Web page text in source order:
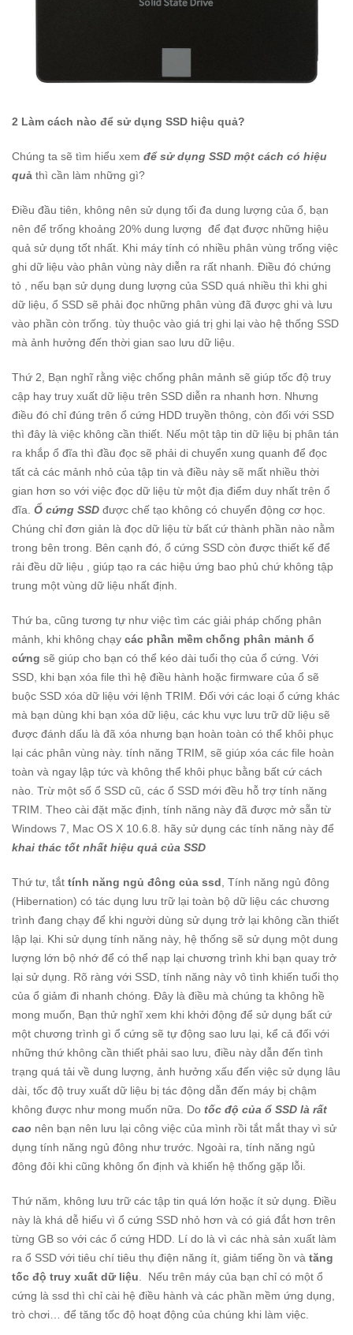
2 Làm cách nào để sử dụng SSD hiệu quả?
Chúng ta sẽ tìm hiểu xem để sử dụng SSD một cách có hiệu
quả thì cần làm những gì?
Điều đầu tiên, không nên sử dụng tối đa dung lượng của ổ, bạn
nên để trống khoảng 20% dung lượng để đạt được những hiệu
quả sử dụng tốt nhất. Khi máy tính có nhiều phân vùng trống việc
ghi dữ liệu vào phân vùng này diễn ra rất nhanh. Điều đó chứng
tỏ , nếu bạn sử dụng dung lượng của SSD quá nhiều thì khi ghi
dữ liệu, ổ SSD sẽ phải đọc những phân vùng đã được ghi và lưu
vào phần còn trống. tùy thuộc vào giá trị ghi lại vào hệ thống SSD
mà ảnh hưởng đến thời gian sao lưu dữ liệu.
Thứ 2, Bạn nghĩ rằng việc chống phân mảnh sẽ giúp tốc độ truy
cập hay truy xuất dữ liệu trên SSD diễn ra nhanh hơn. Nhưng
điều đó chỉ đúng trên ổ cứng HDD truyền thông, còn đối với SSD
thì đây là việc không cần thiết. Nếu một tập tin dữ liệu bị phân tán
ra khắp ổ đĩa thì đầu đọc sẽ phải di chuyển xung quanh để đọc
tất cả các mảnh nhỏ của tập tin và điều này sẽ mất nhiều thời
gian hơn so với việc đọc dữ liệu từ một địa điểm duy nhất trên ổ
đĩa. Ổ cứng SSD được chế tạo không có chuyển động cơ học.
Chúng chỉ đơn giản là đọc dữ liệu từ bất cứ thành phần nào nằm
trong bên trong. Bên cạnh đó, ổ cứng SSD còn được thiết kế để
rải đều dữ liệu , giúp tạo ra các hiệu ứng bao phủ chứ không tập
trung một vùng dữ liệu nhất định.
Thứ ba, cũng tương tự như việc tìm các giải pháp chống phân
mảnh, khi không chạy các phần mềm chống phân mảnh ổ
cứng sẽ giúp cho bạn có thể kéo dài tuổi thọ của ổ cứng. Với
SSD, khi bạn xóa file thì hệ điều hành hoặc firmware của ổ sẽ
buộc SSD xóa dữ liệu với lệnh TRIM. Đối với các loại ổ cứng khác
mà bạn dùng khi bạn xóa dữ liệu, các khu vực lưu trữ dữ liệu sẽ
được đánh dấu là đã xóa nhưng bạn hoàn toàn có thể khôi phục
lại các phân vùng này. tính năng TRIM, sẽ giúp xóa các file hoàn
toàn và ngay lập tức và không thể khôi phục bằng bất cứ cách
nào. Trừ một số ổ SSD cũ, các ổ SSD mới đều hỗ trợ tính năng
TRIM. Theo cài đặt mặc định, tính năng này đã được mở sẵn từ
Windows 7, Mac OS X 10.6.8. hãy sử dụng các tính năng này để
khai thác tốt nhất hiệu quả của SSD
Thứ tư, tắt tính năng ngủ đông của ssd , Tính năng ngủ đông
(Hibernation) có tác dụng lưu trữ lại toàn bộ dữ liệu các chương
trình đang chạy để khi người dùng sử dụng trở lại không cần thiết
lập lại. Khi sử dụng tính năng này, hệ thống sẽ sử dụng một dung
lượng lớn bộ nhớ để có thể nạp lại chương trình khi bạn quay trở
lại sử dụng. Rõ ràng với SSD, tính năng này vô tình khiến tuổi thọ
của ổ giảm đi nhanh chóng. Đây là điều mà chúng ta không hề
mong muốn, Bạn thử nghĩ xem khi khởi động để sử dụng bất cứ
một chương trình gì ổ cứng sẽ tự động sao lưu lại, kể cả đối với
những thứ không cần thiết phải sao lưu, điều này dẫn đến tình
trạng quá tải về dung lượng, ảnh hưởng xấu đến việc sử dụng lâu
dài, tốc độ truy xuất dữ liệu bị tác động dẫn đến máy bị chậm
không được như mong muốn nữa. Do tốc độ của ổ SSD là rất
cao nên bạn nên lưu lại công việc của mình rồi tắt mắt thay vì sử
dụng tính năng ngủ đông như trước. Ngoài ra, tính năng ngủ
đông đôi khi cũng không ổn định và khiến hệ thống gặp lỗi.
Thứ năm, không lưu trữ các tập tin quá lớn hoặc ít sử dụng. Điều
này là khá dễ hiểu vì ổ cứng SSD nhỏ hơn và có giá đắt hơn trên
từng GB so với các ổ cứng HDD. Lí do là vì các nhà sản xuất làm
ra ổ SSD với tiêu chí tiêu thụ điện năng ít, giảm tiếng ồn và tăng
tốc độ truy xuất dữ liệu . Nếu trên máy của bạn chỉ có một ổ
cứng là ssd thì chỉ cài hệ điều hành và các phần mềm ứng dụng,
trò chơi… để tăng tốc độ hoạt động của chúng khi làm việc.